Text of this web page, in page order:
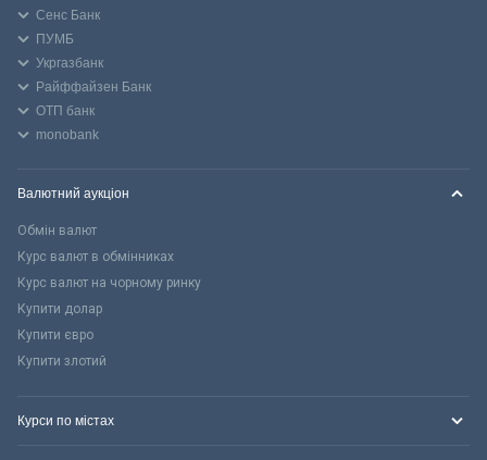
Сенс Банк
ПУМБ
Укргазбанк
Райффайзен Банк
ОТП банк
monobank
Валютний аукціон
Обмін валют
Курс валют в обмінниках
Курс валют на чорному ринку
Купити долар
Купити євро
Купити злотий
Курси по містах